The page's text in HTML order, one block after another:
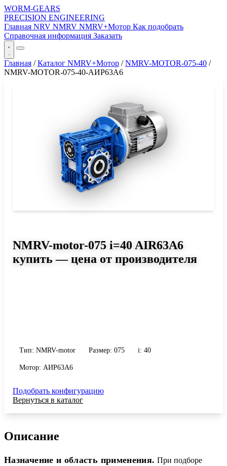
WORM-GEARS
PRECISION ENGINEERING
Главная NRV NMRV NMRV+Мотор Как подобрать
Справочная информация Заказать
Главная / Каталог NMRV+Мотор / NMRV-MOTOR-075-40 /
NMRV-MOTOR-075-40-АИР63A6
NMRV-motor-075 i=40 AIR63A6
купить — цена от производителя
Тип: NMRV-motor Размер: 075 i: 40
Мотор: АИР63A6
Подобрать конфигурацию
Вернуться в каталог
Описание
Назначение и область применения. При подборе